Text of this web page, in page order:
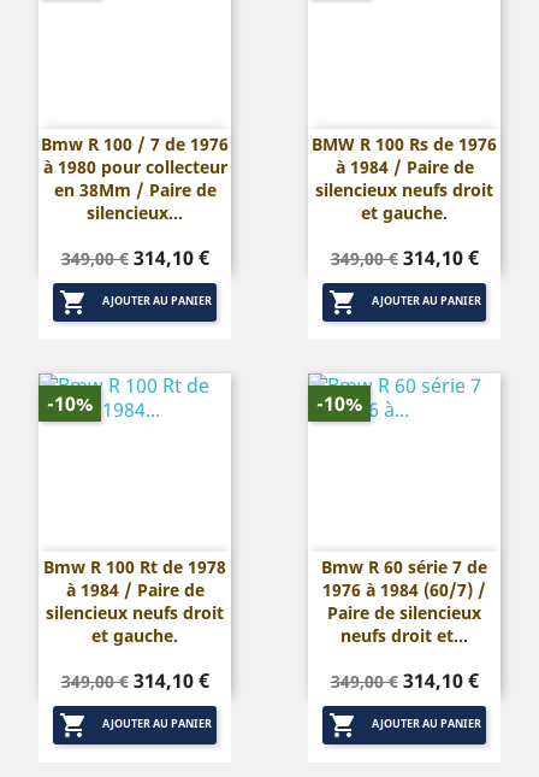
Bmw R 100 / 7 de 1976
à 1980 pour collecteur
en 38Mm / Paire de
silencieux...
Prix
de
base
349,00 € Prix
314,10 €
 AJOUTER AU PANIER
BMW R 100 Rs de 1976
à 1984 / Paire de
silencieux neufs droit
et gauche.
Prix
de
base
349,00 € Prix
314,10 €
 AJOUTER AU PANIER
Bmw R 100 Rt de 1978
à 1984 / Paire de
silencieux neufs droit
et gauche.
Prix
de
base
349,00 € Prix
314,10 €
 AJOUTER AU PANIER
-10%
Bmw R 60 série 7 de
1976 à 1984 (60/7) /
Paire de silencieux
neufs droit et...
Prix
de
base
349,00 € Prix
314,10 €
 AJOUTER AU PANIER
-10%